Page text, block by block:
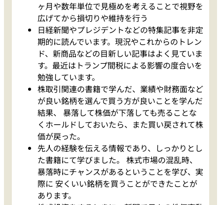
ヶ月や数年単位で見極めを考えることで視野を
広げてから損切りや維持を行う
日経新聞やプレジデントなどの特集記事を非定
期的に読んでいます。現況やこれからのトレン
ド、新商品などの目新しい記事はよく見ていま
す。最近はトランプ間税による影響の度合いを
勉強しています。
株取引関連の書籍で学んだ、業績や財務面など
が良い銘柄を選んで買う方が良いことを学んだ
結果、 暴落して株価が下落しても売ることな
くホールドしておいたら、また買い戻されて株
価が戻った。
先人の経験を伝える情報であり、しっかりとし
た書籍にて学びました。 株式市場の混乱時、
暴落時にチャンスがあるということを学び、実
際に 安くいい銘柄を買うことができたことが
あります。